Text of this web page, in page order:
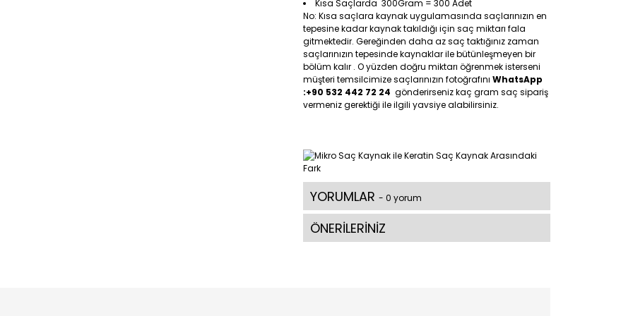
Kısa Saçlarda 300Gram = 300 Adet
No: Kısa saçlara kaynak uygulamasında saçlarınızın en
tepesine kadar kaynak takıldığı için saç miktarı fala
gitmektedir. Gereğinden daha az saç taktığınız zaman
saçlarınızın tepesinde kaynaklar ile bütünleşmeyen bir
bölüm kalır . O yüzden doğru miktarı öğrenmek isterseni
müşteri temsilcimize saçlarınızın fotoğrafını WhatsApp
:+90 532 442 72 24 gönderirseniz kaç gram saç sipariş
vermeniz gerektiği ile ilgili yavsiye alabilirsiniz.
YORUMLAR - 0 yorum
ÖNERİLERİNİZ